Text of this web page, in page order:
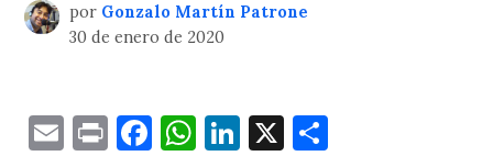
por Gonzalo Martín Patrone
30 de enero de 2020
EmailPrintFacebook
WhatsApp
LinkedIn
X